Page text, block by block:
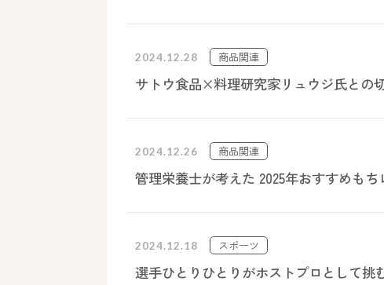
2024.12.28 商品関連
サトウ食品×料理研究家リュウジ氏との
2024.12.26 商品関連
管理栄養士が考えた 2025年おすすめも
2024.12.18 スポーツ
選手ひとりひとりがホストプロとして挑